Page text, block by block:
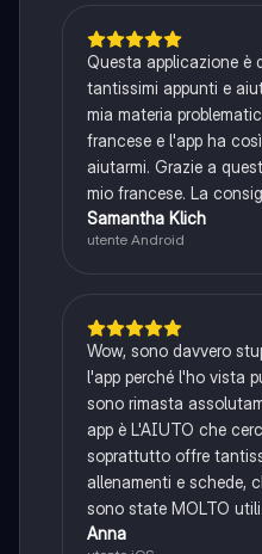
Questa applicazione è
tantissimi appunti e
mia materia
francese e l'app ha
aiutarmi. Grazie a
mio francese. La
Samantha Klich
utente Android
Wow, sono davvero
l'app perché l'ho vista
sono rimasta
app è L'AIUTO che
soprattutto offre
allenamenti e schede,
sono state MOLTO utili.
Anna